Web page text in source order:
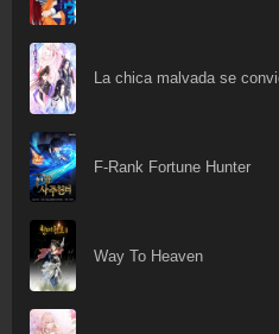
La chica malvada se
F-Rank Fortune Hunter
Way To Heaven